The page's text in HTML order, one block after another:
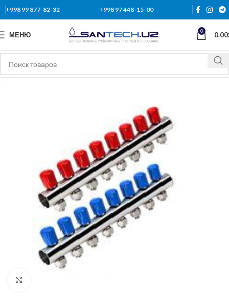
+998 99 877-82-32 +998 97 448-15-00
МЕНЮ 0 0.00